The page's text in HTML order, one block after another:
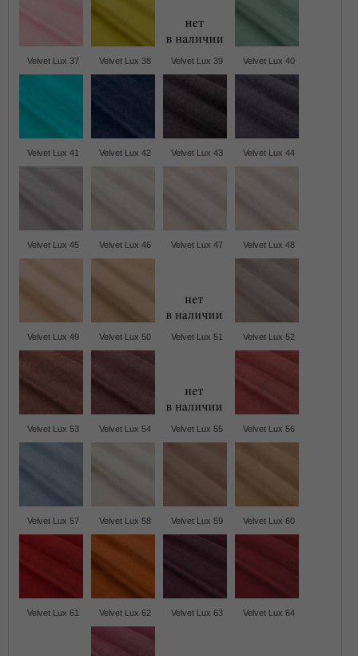
Velvet Lux 37 Velvet Lux 38 Velvet Lux 39 Velvet Lux 40
Velvet Lux 41 Velvet Lux 42 Velvet Lux 43 Velvet Lux 44
Velvet Lux 45 Velvet Lux 46 Velvet Lux 47 Velvet Lux 48
Velvet Lux 49 Velvet Lux 50 Velvet Lux 51 Velvet Lux 52
Velvet Lux 53 Velvet Lux 54 Velvet Lux 55 Velvet Lux 56
Velvet Lux 57 Velvet Lux 58 Velvet Lux 59 Velvet Lux 60
Velvet Lux 61 Velvet Lux 62 Velvet Lux 63 Velvet Lux 64